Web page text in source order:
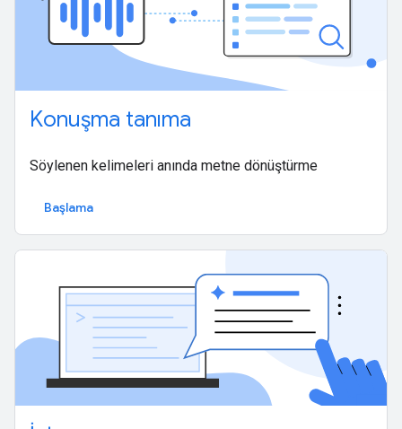
Konuşma tanıma
Söylenen kelimeleri anında metne dönüştürme
Başlama